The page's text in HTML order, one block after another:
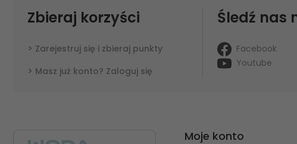
Zbieraj korzyści
Zarejestruj się i zbieraj punkty
Masz już konto? Zaloguj się
Śledź nas
Facebook
Youtube
Moje konto